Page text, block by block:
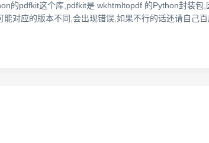
的pdfkit这个库,pdfkit是 wkhtmltopdf 的Python封装
对应的版本不同,会出现错误,如果不行的话还请自己